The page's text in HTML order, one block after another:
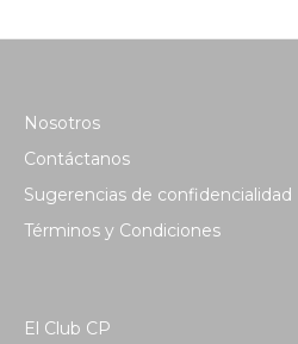
Nosotros
Contáctanos
Sugerencias de confidencialidad
Términos y Condiciones
El Club CP